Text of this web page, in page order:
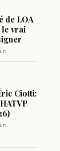
de LOA
le vrai
Ciotti: